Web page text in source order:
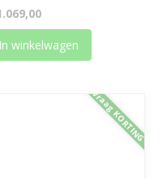
In winkelwagen
Vraag KORTING